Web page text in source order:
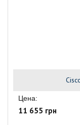
Цена:
11 655 грн